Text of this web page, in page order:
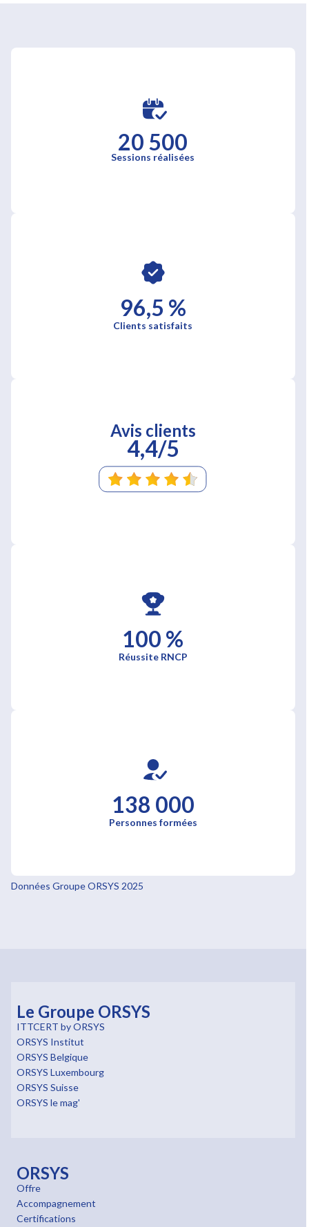
20 500
Sessions réalisées
96,5 %
Clients satisfaits
Avis clients
4,4/5
100 %
Réussite RNCP
138 000
Personnes formées
Données Groupe ORSYS 2025
Le Groupe ORSYS
ITTCERT by ORSYS
ORSYS Institut
ORSYS Belgique
ORSYS Luxembourg
ORSYS Suisse
ORSYS le mag'
ORSYS
Offre
Accompagnement
Certifications